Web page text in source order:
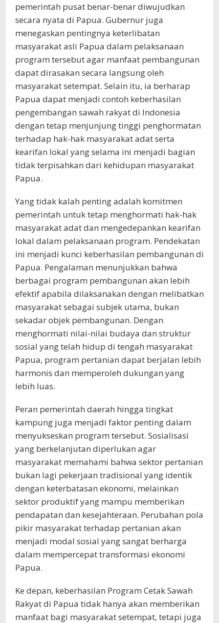
pemerintah pusat benar-benar diwujudkan
secara nyata di Papua. Gubernur juga
menegaskan pentingnya keterlibatan
masyarakat asli Papua dalam pelaksanaan
program tersebut agar manfaat pembangunan
dapat dirasakan secara langsung oleh
masyarakat setempat. Selain itu, ia berharap
Papua dapat menjadi contoh keberhasilan
pengembangan sawah rakyat di Indonesia
dengan tetap menjunjung tinggi penghormatan
terhadap hak-hak masyarakat adat serta
kearifan lokal yang selama ini menjadi bagian
tidak terpisahkan dari kehidupan masyarakat
Papua.
Yang tidak kalah penting adalah komitmen
pemerintah untuk tetap menghormati hak-hak
masyarakat adat dan mengedepankan kearifan
lokal dalam pelaksanaan program. Pendekatan
ini menjadi kunci keberhasilan pembangunan di
Papua. Pengalaman menunjukkan bahwa
berbagai program pembangunan akan lebih
efektif apabila dilaksanakan dengan melibatkan
masyarakat sebagai subjek utama, bukan
sekadar objek pembangunan. Dengan
menghormati nilai-nilai budaya dan struktur
sosial yang telah hidup di tengah masyarakat
Papua, program pertanian dapat berjalan lebih
harmonis dan memperoleh dukungan yang
lebih luas.
Peran pemerintah daerah hingga tingkat
kampung juga menjadi faktor penting dalam
menyukseskan program tersebut. Sosialisasi
yang berkelanjutan diperlukan agar
masyarakat memahami bahwa sektor pertanian
bukan lagi pekerjaan tradisional yang identik
dengan keterbatasan ekonomi, melainkan
sektor produktif yang mampu memberikan
pendapatan dan kesejahteraan. Perubahan pola
pikir masyarakat terhadap pertanian akan
menjadi modal sosial yang sangat berharga
dalam mempercepat transformasi ekonomi
Papua.
Ke depan, keberhasilan Program Cetak Sawah
Rakyat di Papua tidak hanya akan memberikan
manfaat bagi masyarakat setempat, tetapi juga